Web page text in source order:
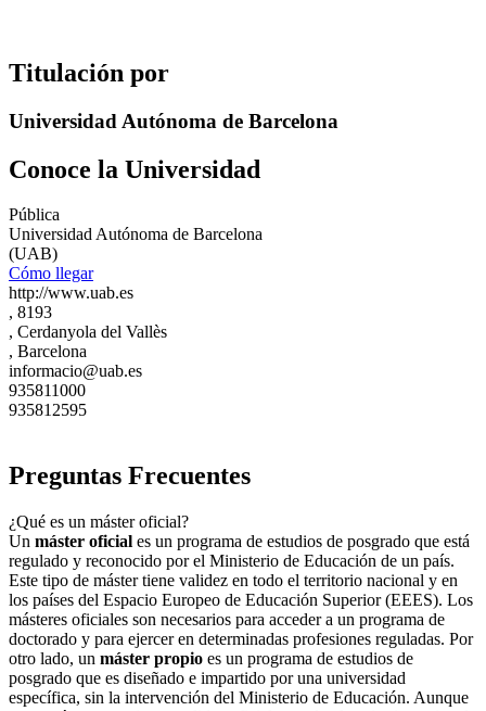
Titulación por
Universidad Autónoma de Barcelona
Conoce la Universidad
Pública
Universidad Autónoma de Barcelona
(UAB)
Cómo llegar
http://www.uab.es
, 8193
, Cerdanyola del Vallès
, Barcelona
informacio@uab.es
935811000
935812595
Preguntas Frecuentes
¿Qué es un máster oficial?
Un máster oficial es un programa de estudios de posgrado que está
regulado y reconocido por el Ministerio de Educación de un país.
Este tipo de máster tiene validez en todo el territorio nacional y en
los países del Espacio Europeo de Educación Superior (EEES). Los
másteres oficiales son necesarios para acceder a un programa de
doctorado y para ejercer en determinadas profesiones reguladas. Por
otro lado, un máster propio es un programa de estudios de
posgrado que es diseñado e impartido por una universidad
específica, sin la intervención del Ministerio de Educación. Aunque